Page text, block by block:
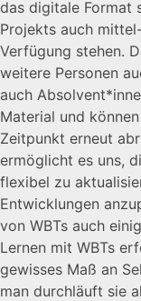
das digitale Format
Projekts auch
Verfügung stehen.
weitere Personen
auch
Material und
Zeitpunkt erneut
ermöglicht es uns,
flexibel zu
Entwicklungen
von WBTs auch
Lernen mit WBTs
gewisses Maß an
man durchläuft sie